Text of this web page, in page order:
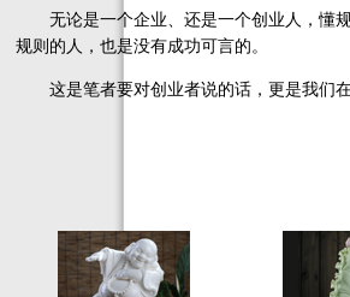
无论是一个企业、还是一个创业人，懂规
规则的人，也是没有成功可言的。
这是笔者要对创业者说的话，更是我们在